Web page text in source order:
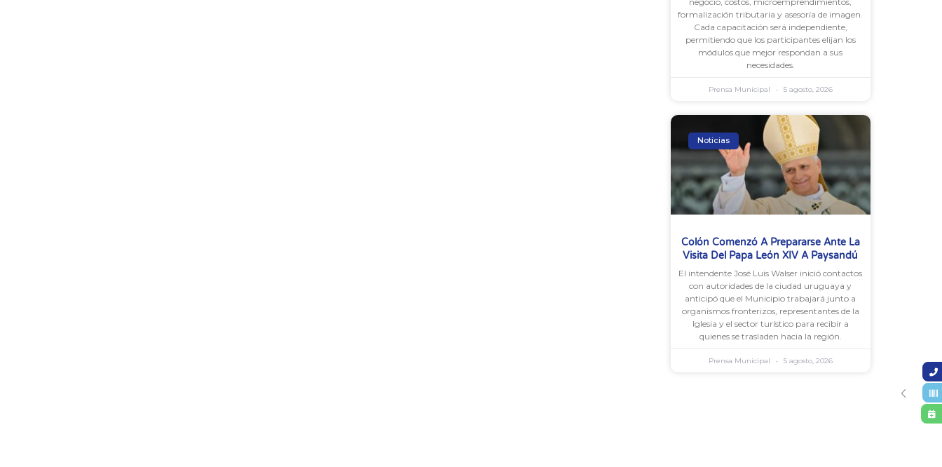
formalización tributaria y asesoría de imagen.
Cada capacitación será independiente,
permitiendo que los participantes elijan los
módulos que mejor respondan a sus
necesidades.
Prensa Municipal 5 agosto, 2026
Noticias
Colón Comenzó A Prepararse Ante La
Visita Del Papa León XIV A Paysandú
El intendente José Luis Walser inició contactos
con autoridades de la ciudad uruguaya y
anticipó que el Municipio trabajará junto a
organismos fronterizos, representantes de la
Iglesia y el sector turístico para recibir a
quienes se trasladen hacia la región.
Prensa Municipal 5 agosto, 2026